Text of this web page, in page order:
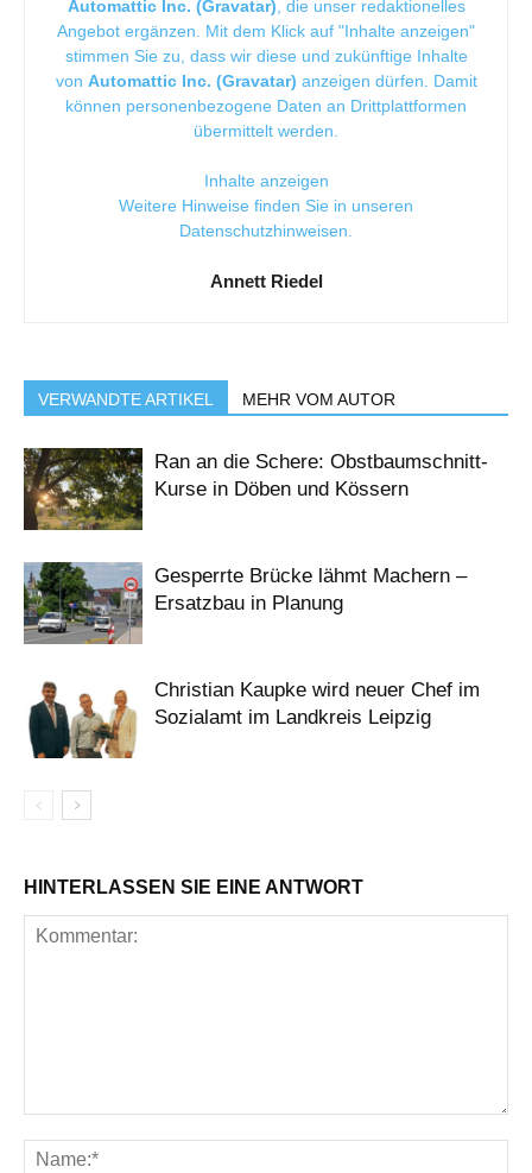
Automattic Inc. (Gravatar) , die unser redaktionelles
Angebot ergänzen. Mit dem Klick auf "Inhalte anzeigen"
stimmen Sie zu, dass wir diese und zukünftige Inhalte
von Automattic Inc. (Gravatar) anzeigen dürfen. Damit
können personenbezogene Daten an Drittplattformen
übermittelt werden.
Inhalte anzeigen
Weitere Hinweise finden Sie in unseren
Datenschutzhinweisen
Annett Riedel
VERWANDTE ARTIKEL MEHR VOM AUTOR
Ran an die Schere: Obstbaumschnitt-
Kurse in Döben und Kössern
Gesperrte Brücke lähmt Machern –
Ersatzbau in Planung
Christian Kaupke wird neuer Chef im
Sozialamt im Landkreis Leipzig
HINTERLASSEN SIE EINE ANTWORT